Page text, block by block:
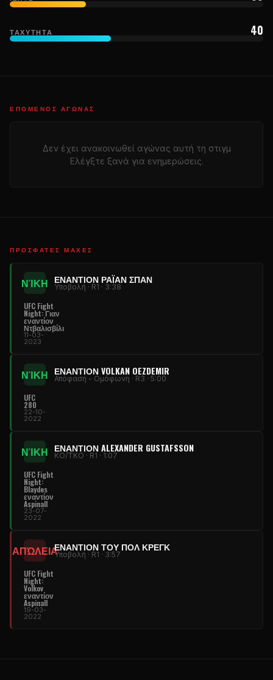
ΤΑΧΎΤΗΤΑ 40
ΕΠΌΜΕΝΟΣ ΑΓΏΝΑΣ
Δεν έχει ανακοινωθεί αγώνας αυτή τη στιγμ
Ελέγξτε ξανά για ενημερώσεις.
ΠΡΌΣΦΑΤΕΣ ΜΆΧΕΣ
ΝΊΚΗ ΕΝΑΝΤΊΟΝ ΡΆΙΑΝ ΣΠΑΝ
Υποβολή · R1 · 3:38
UFC Fight
Night: Γιαν
εναντίον
Ντβαλισβίλι
11-03-
2023
ΝΊΚΗ ΕΝΑΝΤΊΟΝ VOLKAN OEZDEMIR
Απόφαση - Ομόφωνη · R3 · 5:00
UFC
280
22-10-
2022
ΝΊΚΗ ΕΝΑΝΤΊΟΝ ALEXANDER GUSTAFSSON
KO/TKO · R1 · 1:07
UFC Fight
Night:
Blaydes
εναντίον
Aspinall
23-07-
2022
ΑΠΏΛΕΙΑΕΝΑΝΤΊΟΝ ΤΟΥ ΠΟΛ ΚΡΕΓΚ
Υποβολή · R1 · 3:57
UFC Fight
Night:
Volkov
εναντίον
Aspinall
19-03-
2022